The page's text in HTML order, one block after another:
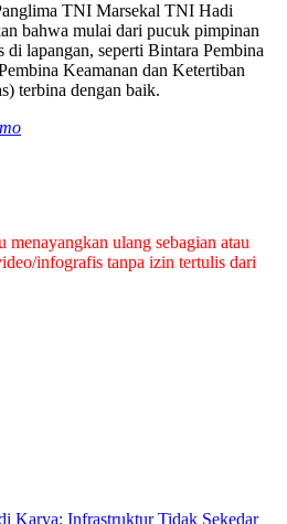
TNI Marsekal TNI Hadi
bahwa mulai dari pucuk pimpinan
lapangan, seperti Bintara Pembina
Keamanan dan Ketertiban
terbina dengan baik.
ulang sebagian atau
infografis tanpa izin tertulis dari
Karya: Infrastruktur Tidak Sekedar